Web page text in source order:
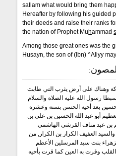
sallam what would bring them
Hereafter by following his guided
their deeds and raise their ranks
the nation of Prophet Muhammad
Among those great ones was the
Husayn, the son of (Ibn) ^Aliyy
وهناك على أرض يثرب التي طابت
رسول الله عليه الصلاة والسلام
بعد أخيه الحسن بسنة وعشرة
أبو عبد الله الحسين بن علي بن
بن عبد مناف القرشي الهاشمي
العفيف الكرار بن الكرار, من
بنت سيد المرسلين الأعظم
وقرت به العين كما قرت بأخيه